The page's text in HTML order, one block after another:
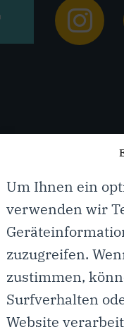
Um Ihnen ein
verwenden wir
zuzugreifen.
zustimmen,
Surfverhalten
Website
im Landtag
12